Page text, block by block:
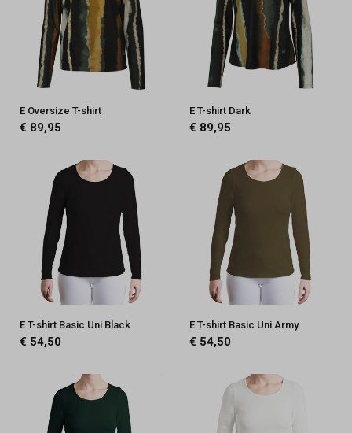
E Oversize T-shirt
€ 89,95
E T-shirt Dark
€ 89,95
E T-shirt Basic Uni Black
€ 54,50
E T-shirt Basic Uni Army
€ 54,50